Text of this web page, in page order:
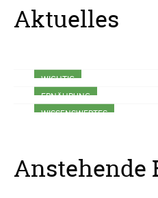
Aktuelles
WICHTIG
ERNÄHRUNG
WISSENSWERTES
ca. 80 bis 90 Prozent der
Anstehende